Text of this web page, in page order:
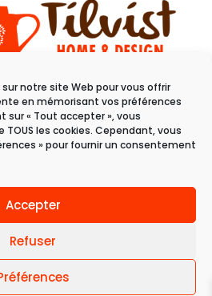
notre site Web pour vous offrir
en mémorisant vos préférences
sur « Tout accepter », vous
les cookies. Cependant, vous
» pour fournir un consentement
Accepter
Refuser
11 rue du raisin
68100 Mulhouse
Du mardi au samedi